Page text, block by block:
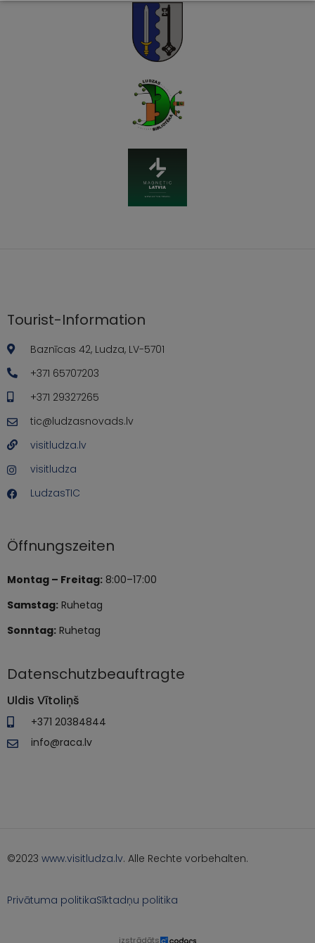
Tourist-Information
Baznīcas 42, Ludza, LV-5701
+371 65707203
+371 29327265
tic@ludzasnovads.lv
visitludza.lv
visitludza
LudzasTIC
Öffnungszeiten
Montag – Freitag: 8:00–17:00
Samstag: Ruhetag
Sonntag: Ruhetag
Datenschutzbeauftragte
Uldis Vītoliņš
+371 20384844
info@raca.lv
©2023 www.visitludza.lv. Alle Rechte vorbehalten.
Privātuma politikaSīktadņu politika
izstrādāts